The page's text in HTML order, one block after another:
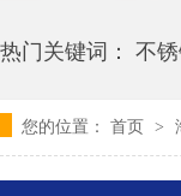
热门关键词： 不
您的位置： 首页 >